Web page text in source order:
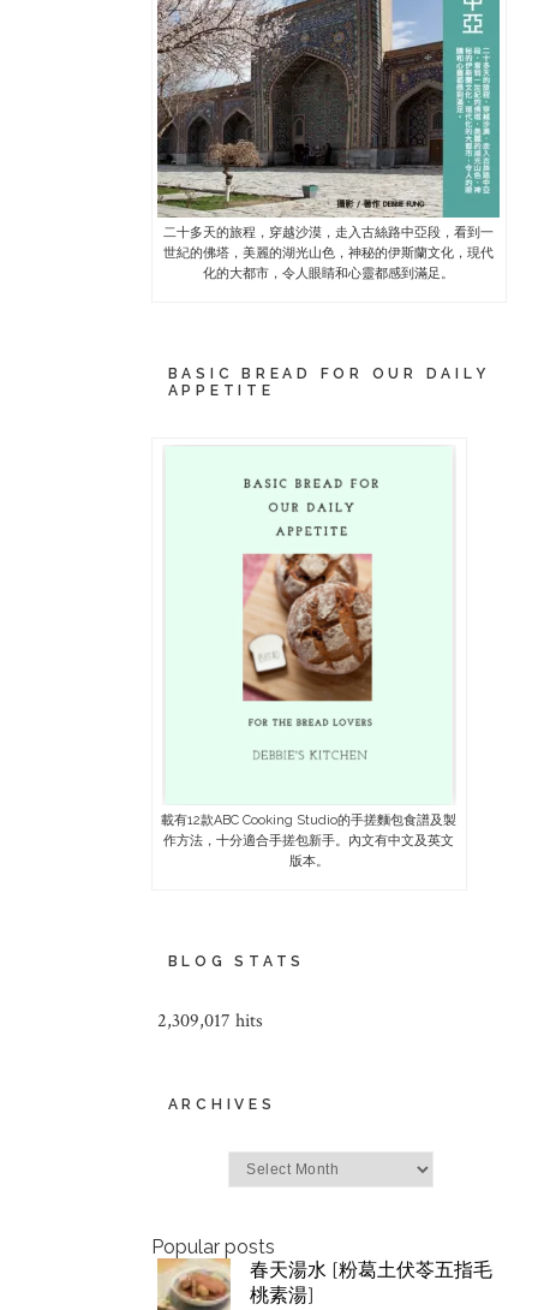
二十多天的旅程，穿越沙漠，走入古絲路中亞段，看到一
世紀的佛塔，美麗的湖光山色，神秘的伊斯蘭文化，現代
化的大都市，令人眼睛和心靈都感到滿足。
BASIC BREAD FOR OUR DAILY
APPETITE
載有12款ABC Cooking Studio的手搓麵包食譜及製
作方法，十分適合手搓包新手。內文有中文及英文
版本。
BLOG STATS
2,309,017 hits
ARCHIVES
Popular posts
春天湯水 [粉葛土伏苓五指毛
桃素湯]